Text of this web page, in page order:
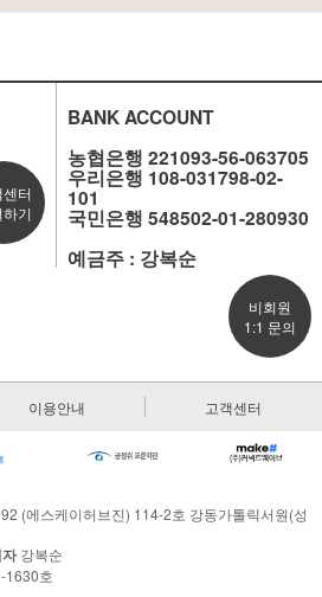
센터
기
BANK ACCOUNT
농협은행 221093-56-063705
우리은행 108-031798-02-
101
국민은행 548502-01-280930
예금주 : 강복순
비회원
1:1 문의
이용안내 고객센터
(에스케이허브진) 114-2호 강동가톨릭서원(성
강복순
1630호